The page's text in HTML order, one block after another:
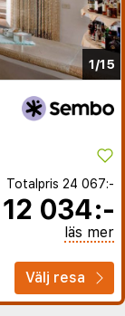
1/15
Totalpris 24 067:-
12 034:-
läs mer
Välj resa